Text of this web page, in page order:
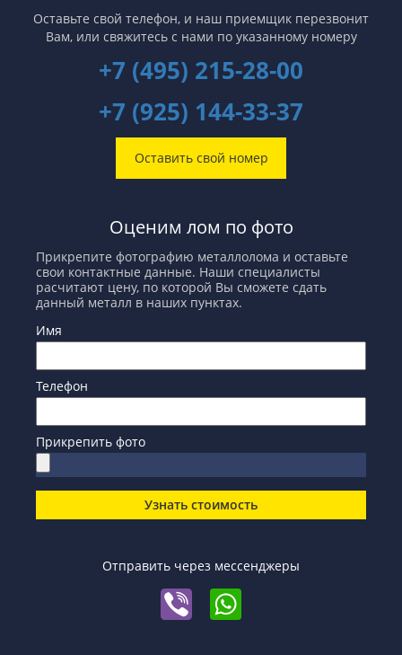
Оставьте свой телефон, и наш приемщик перезвонит
Вам, или свяжитесь с нами по указанному номеру
+7 (495) 215-28-00
+7 (925) 144-33-37
Оставить свой номер
Оценим лом по фото
Прикрепите фотографию металлолома и оставьте
свои контактные данные. Наши специалисты
расчитают цену, по которой Вы сможете сдать
данный металл в наших пунктах.
Имя
Телефон
Прикрепить фото
Узнать стоимость
Отправить через мессенджеры